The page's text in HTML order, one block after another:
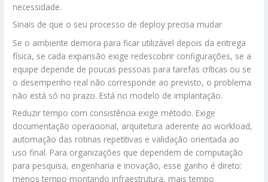
necessidade.
Sinais de que o seu processo de deploy precisa mudar
Se o ambiente demora para ficar utilizável depois da entrega
física, se cada expansão exige redescobrir configurações, se a
equipe depende de poucas pessoas para tarefas críticas ou se
o desempenho real não corresponde ao previsto, o problema
não está só no prazo. Está no modelo de implantação.
Reduzir tempo com consistência exige método. Exige
documentação operacional, arquitetura aderente ao workload,
automação das rotinas repetitivas e validação orientada ao
uso final. Para organizações que dependem de computação
para pesquisa, engenharia e inovação, esse ganho é direto:
menos tempo montando infraestrutura, mais tempo